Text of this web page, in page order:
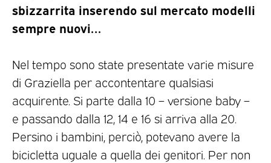
sbizzarrita inserendo sul mercato modelli
sempre nuovi…
Nel tempo sono state presentate varie misure
di Graziella per accontentare qualsiasi
acquirente. Si parte dalla 10 – versione baby –
e passando dalla 12, 14 e 16 si arriva alla 20.
Persino i bambini, perciò, potevano avere la
bicicletta uguale a quella dei genitori. Per non